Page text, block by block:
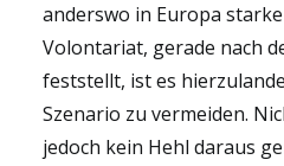
anderswo in Europa
Volontariat, gerade nach
feststellt, ist es
Szenario zu vermeiden.
jedoch kein Hehl daraus